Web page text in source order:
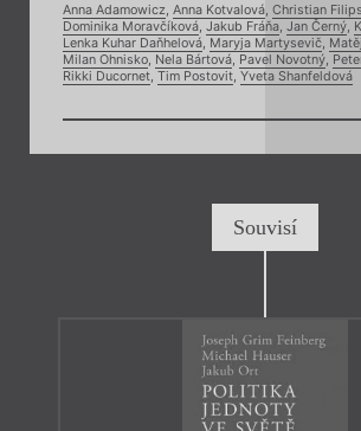
Anna Adamowicz, Anna Kotvalová, Christian Filips
Dominika Moravčíková, Jakub Fráňa, Jan Černý,
Lenka Kuhar Daňhelová, Maryja Martysevič,
Milan Ohnisko, Nela Bártová, Pavel Novotný,
Rikki Ducornet, Tim Postovit, Yveta Shanfeldová
Souvisí